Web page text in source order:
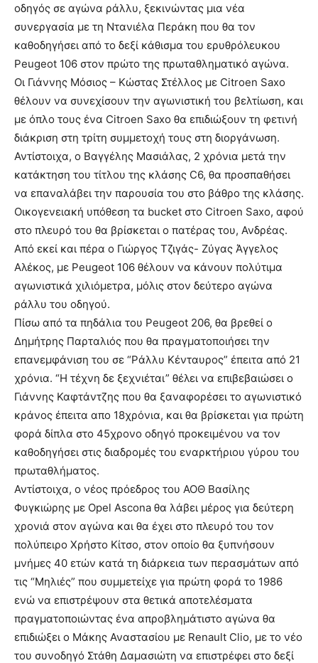
οδηγός σε αγώνα ράλλυ, ξεκινώντας μια νέα
συνεργασία με τη Ντανιέλα Περάκη που θα τον
καθοδηγήσει από το δεξί κάθισμα του ερυθρόλευκου
Peugeot 106 στον πρώτο της πρωταθληματικό αγώνα.
Οι Γιάννης Μόσιος – Κώστας Στέλλος με Citroen Saxo
θέλουν να συνεχίσουν την αγωνιστική του βελτίωση, και
με όπλο τους ένα Citroen Saxo θα επιδιώξουν τη φετινή
διάκριση στη τρίτη συμμετοχή τους στη διοργάνωση.
Αντίστοιχα, ο Βαγγέλης Μασιάλας, 2 χρόνια μετά την
κατάκτηση του τίτλου της κλάσης C6, θα προσπαθήσει
να επαναλάβει την παρουσία του στο βάθρο της κλάσης.
Οικογενειακή υπόθεση τα bucket στο Citroen Saxo, αφού
στο πλευρό του θα βρίσκεται ο πατέρας του, Ανδρέας.
Από εκεί και πέρα ο Γιώργος Τζιγάς- Ζύγας Άγγελος
Αλέκος, με Peugeot 106 θέλουν να κάνουν πολύτιμα
αγωνιστικά χιλιόμετρα, μόλις στον δεύτερο αγώνα
ράλλυ του οδηγού.
Πίσω από τα πηδάλια του Peugeot 206, θα βρεθεί ο
Δημήτρης Παρταλιός που θα πραγματοποιήσει την
επανεμφάνιση του σε “Ράλλυ Κένταυρος” έπειτα από 21
χρόνια. “Η τέχνη δε ξεχνιέται” θέλει να επιβεβαιώσει ο
Γιάννης Καφτάντζης που θα ξαναφορέσει το αγωνιστικό
κράνος έπειτα απο 18χρόνια, και θα βρίσκεται για πρώτη
φορά δίπλα στο 45χρονο οδηγό προκειμένου να τον
καθοδηγήσει στις διαδρομές του εναρκτήριου γύρου του
πρωταθλήματος.
Αντίστοιχα, ο νέος πρόεδρος του ΑΟΘ Βασίλης
Φυγκιώρης με Opel Ascona θα λάβει μέρος για δεύτερη
χρονιά στον αγώνα και θα έχει στο πλευρό του τον
πολύπειρο Χρήστο Κίτσο, στον οποίο θα ξυπνήσουν
μνήμες 40 ετών κατά τη διάρκεια των περασμάτων από
τις “Μηλιές” που συμμετείχε για πρώτη φορά το 1986
ενώ να επιστρέψουν στα θετικά αποτελέσματα
πραγματοποιώντας ένα απροβλημάτιστο αγώνα θα
επιδιώξει ο Μάκης Αναστασίου με Renault Clio, με το νέο
του συνοδηγό Στάθη Δαμασιώτη να επιστρέφει στο δεξί